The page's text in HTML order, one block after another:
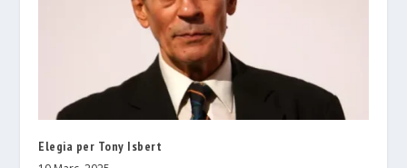
Elegia per Tony Isbert